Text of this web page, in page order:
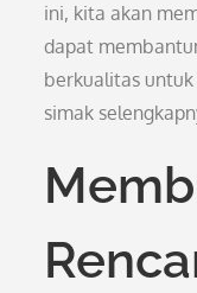
ini, kita akan
dapat
berkualitas untuk
simak